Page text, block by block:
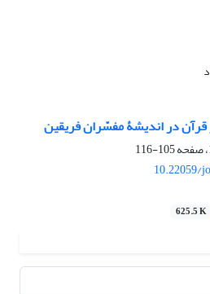
قرآن در اندیشۀ مفسّران فریقین
105-116
10.22059/
625.5 K